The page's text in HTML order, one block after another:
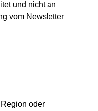
und nicht an
vom Newsletter
Region oder